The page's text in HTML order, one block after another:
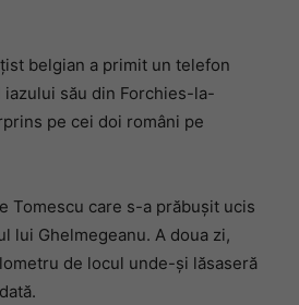
din
Italia
belgian a primit un telefon
iazului său din Forchies-la-
pe cei doi români pe
Tomescu care s-a prăbușit ucis
lui Ghelmegeanu. A doua zi,
de locul unde-și lăsaseră